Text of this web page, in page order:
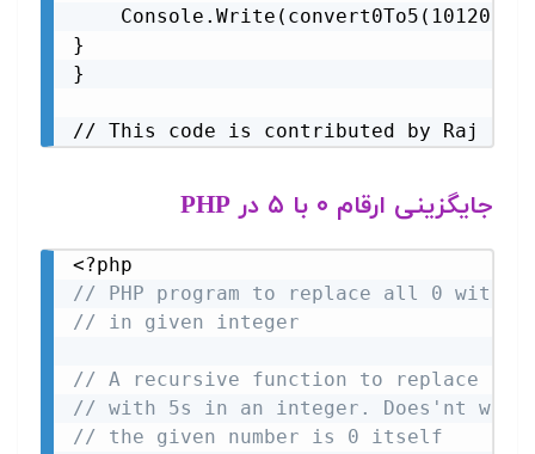
    Console.Write(convert0To5(10120));
}
}
// This code is contributed by Raj
جایگزینی ارقام ۰ با ۵ در PHP
<?php
// PHP program to replace all 0 with 5
// in given integer
// A recursive function to replace all
// with 5s in an integer. Does'nt
// the given number is 0 itself